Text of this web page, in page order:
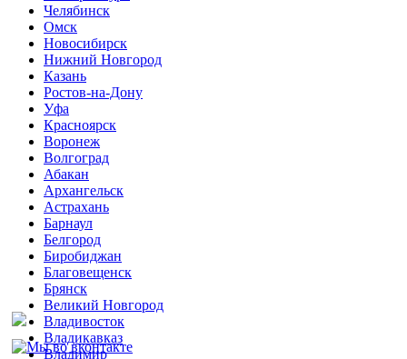
Челябинск
Омск
Новосибирск
Нижний Новгород
Казань
Ростов-на-Дону
Уфа
Красноярск
Воронеж
Волгоград
Абакан
Архангельск
Астрахань
Барнаул
Белгород
Биробиджан
Благовещенск
Брянск
Великий Новгород
Владивосток
Владикавказ
Владимир